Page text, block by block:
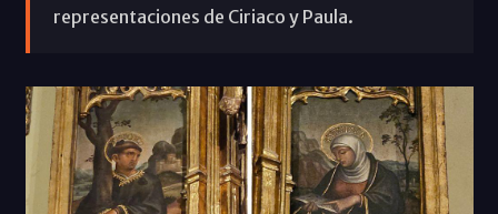
representaciones de Ciriaco y Paula.